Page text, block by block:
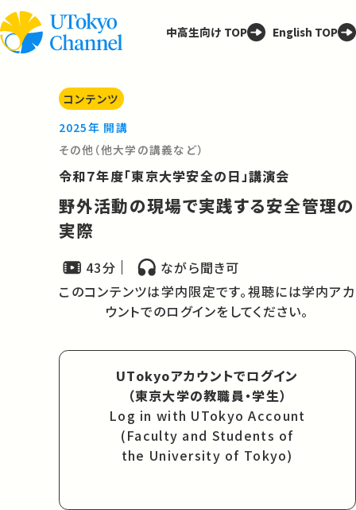
中高生向け TOP English TOP
コンテンツ
2025年 開講
その他（他大学の講義など）
令和７年度「東京大学安全の日」講演会
野外活動の現場で実践する安全管理の
実際
43分
ながら聞き可
このコンテンツは学内限定です。視聴には学内アカ
ウントでのログインをしてください。
UTokyoアカウントでログイン
（東京大学の教職員・学生）
Log in with UTokyo Account
(Faculty and Students of
the University of Tokyo)